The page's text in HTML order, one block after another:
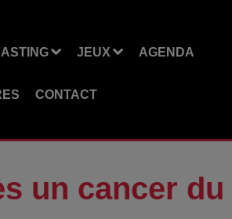
JEUX AGENDA
CONTACT
un cancer du